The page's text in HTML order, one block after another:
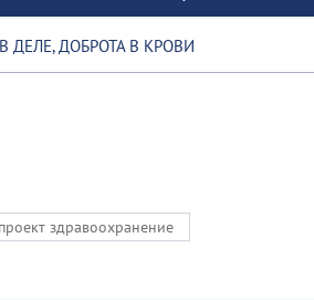
ДОБРОТА В КРОВИ
здравоохранение